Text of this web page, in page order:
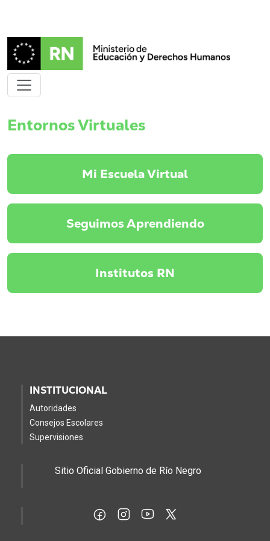
Entornos Virtuales
Mi Escuela Virtual
Seguimos Aprendiendo
Institutos RN
INSTITUCIONAL
Autoridades
Consejos Escolares
Supervisiones
Sitio Oficial Gobierno de Río Negro